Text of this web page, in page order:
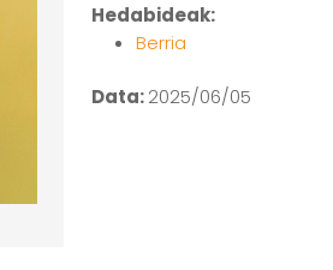
Hedabideak:
Berria
Data:2025/06/05